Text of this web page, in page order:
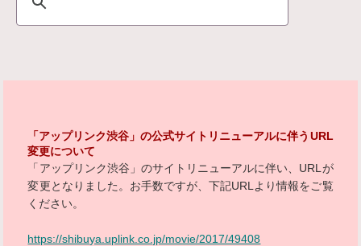
「アップリンク渋谷」の公式サイトリニューアルに伴うURL
変更について
「アップリンク渋谷」のサイトリニューアルに伴い、URLが
変更となりました。お手数ですが、下記URLより情報をご覧
ください。
https://shibuya.uplink.co.jp/movie/2017/49408